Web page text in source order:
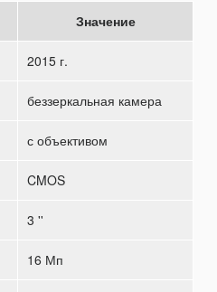
Значение
2015 г.
беззеркальная камера
с объективом
CMOS
3 ''
16 Мп